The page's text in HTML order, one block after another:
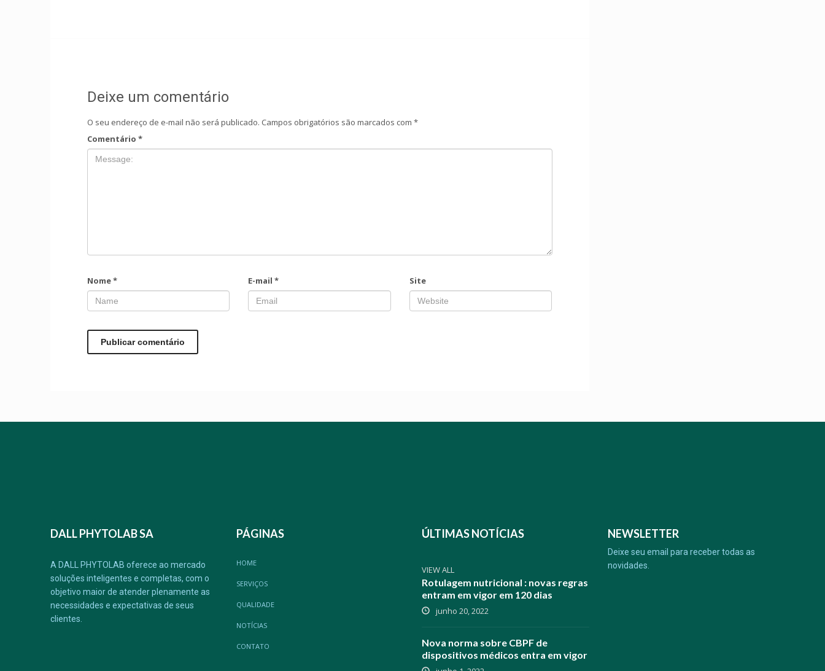
Deixe um comentário
O seu endereço de e-mail não será publicado. Campos obrigatórios são marcados com *
Comentário *
Nome* E-mail* Site
DALL PHYTOLAB SA
A DALL PHYTOLAB oferece ao mercado
soluções inteligentes e completas, com o
objetivo maior de atender plenamente as
necessidades e expectativas de seus
clientes.
PÁGINAS
HOME
SERVIÇOS
QUALIDADE
NOTÍCIAS
CONTATO
ÚLTIMAS NOTÍCIAS
VIEW ALL
Rotulagem nutricional : novas regras
entram em vigor em 120 dias
junho 20, 2022
Nova norma sobre CBPF de
dispositivos médicos entra em vigor
NEWSLETTER
Deixe seu email para receber todas as
novidades.